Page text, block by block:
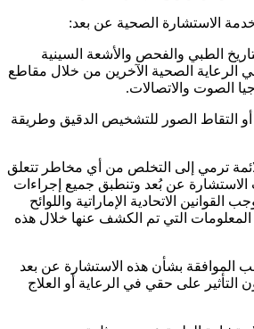
الاستشارة الصحية عن بعد:
الطبي والفحص والأشعة السينية
الرعاية الصحية الآخرين من خلال مقاطع
الصوت والاتصالات.
التقاط الصور للتشخيص الدقيق وطريقة
ترمي إلى التخلص من أي مخاطر تتعلق
الاستشارة عن بُعد وتنطبق جميع إجراءات
القوانين الاتحادية الإماراتية واللوائح
المعلومات التي تم الكشف عنها خلال هذه
بشأن هذه الاستشارة عن بعد
على حقي في الرعاية أو العلاج